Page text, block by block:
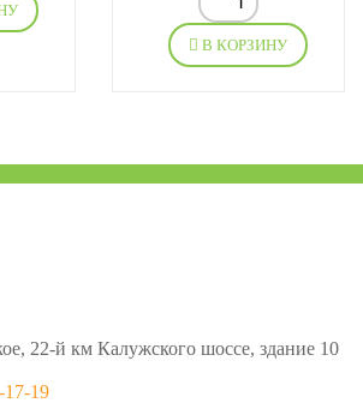
В КОРЗИНУ
22-й км Калужского шоссе, здание 10
17-19